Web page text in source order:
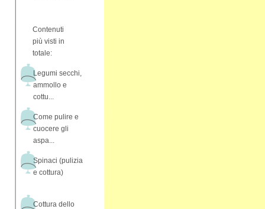
Contenuti
più visti in
totale:
Legumi secchi,
ammollo e
cottu...
Come pulire e
cuocere gli
aspa...
Spinaci (pulizia
e cottura)
Cottura dello